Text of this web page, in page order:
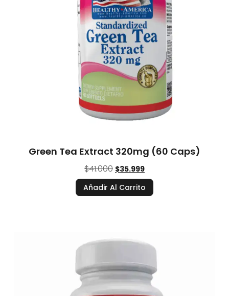
Green Tea Extract 320mg (60 Caps)
$41.000 $35.999
Añadir Al Carrito